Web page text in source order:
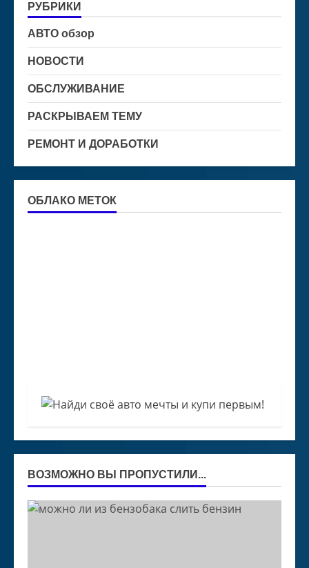
РУБРИКИ
АВТО обзор
НОВОСТИ
ОБСЛУЖИВАНИЕ
РАСКРЫВАЕМ ТЕМУ
РЕМОНТ И ДОРАБОТКИ
ОБЛАКО МЕТОК
ВОЗМОЖНО ВЫ ПРОПУСТИЛИ...